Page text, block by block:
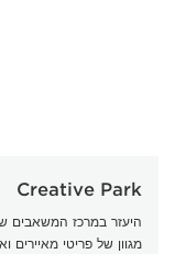
Creative Park
היעזר במרכז המשאבים
מגוון של פריטי מאיירים